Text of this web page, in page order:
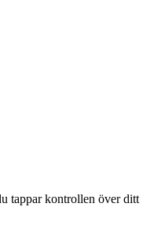
tappar kontrollen över ditt